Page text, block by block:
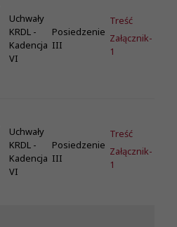
Uchwały
KRDL -
Kadencja
VI
Posiedzenie
III
Treść
Załącznik-
1
Uchwały
KRDL -
Kadencja
VI
Posiedzenie
III
Treść
Załącznik-
1